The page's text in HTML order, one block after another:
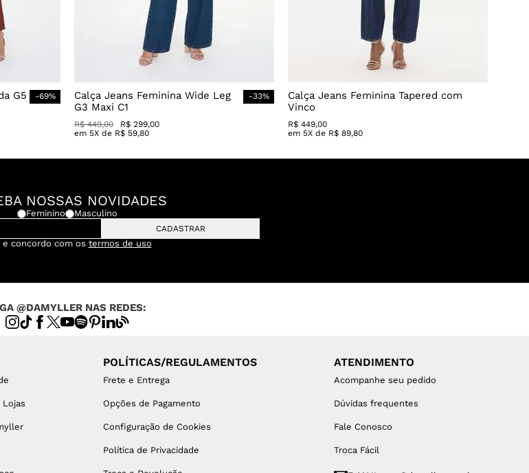
G5
-69%
Calça Jeans Feminina Wide Leg
G3 Maxi C1
-33%
R$ 449,00 R$ 299,00
em 5X de R$ 59,80
Calça Jeans Feminina Tapered com
Vinco
R$ 449,00
em 5X de R$ 89,80
NOSSAS NOVIDADES
Feminino Masculino
CADASTRAR
e concordo com os termos de uso
@DAMYLLER NAS REDES:
Lojas
POLÍTICAS/REGULAMENTOS
Frete e Entrega
Opções de Pagamento
Configuração de Cookies
Política de Privacidade
ATENDIMENTO
Acompanhe seu pedido
Dúvidas frequentes
Fale Conosco
Troca Fácil